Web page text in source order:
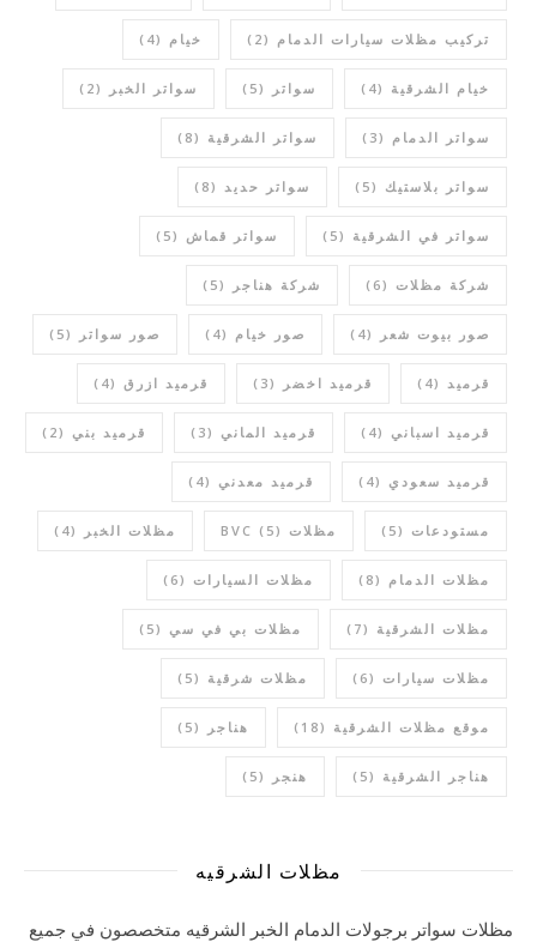
تركيب مظلات سيارات الدمام (2) خيام (4)
خيام الشرقية (4) سواتر (5) سواتر الخبر (2)
سواتر الدمام (3) سواتر الشرقية (8)
سواتر بلاستيك (5) سواتر حديد (8)
سواتر في الشرقية (5) سواتر قماش (5)
شركة مظلات (6) شركة هناجر (5)
صور بيوت شعر (4) صور خيام (4) صور سواتر (5)
قرميد (4) قرميد اخضر (3) قرميد ازرق (4)
قرميد اسباني (4) قرميد الماني (3) قرميد بني (2)
قرميد سعودي (4) قرميد معدني (4)
مستودعات (5) مظلات BVC (5) مظلات الخبر (4)
مظلات الدمام (8) مظلات السيارات (6)
مظلات الشرقية (7) مظلات بي في سي (5)
مظلات سيارات (6) مظلات شرقية (5)
موقع مظلات الشرقية (18) هناجر (5)
هناجر الشرقية (5) هنجر (5)
مظلات الشرقيه
مظلات سواتر برجولات الدمام الخبر الشرقيه متخصصون في جميع